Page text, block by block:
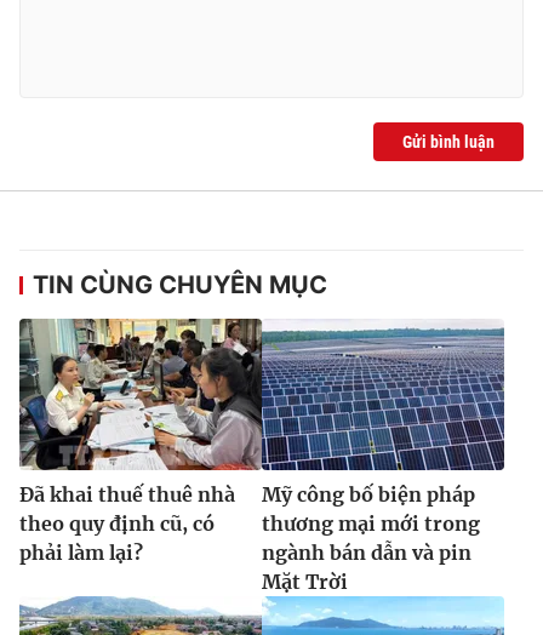
Gửi bình luận
TIN CÙNG CHUYÊN MỤC
Đã khai thuế thuê nhà
theo quy định cũ, có
phải làm lại?
Mỹ công bố biện pháp
thương mại mới trong
ngành bán dẫn và pin
Mặt Trời